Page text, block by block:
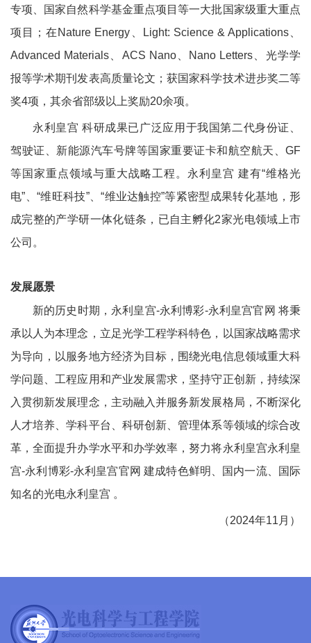
专项、国家自然科学基金重点项目等一大批国家级重大重点
项目；在 Nature Energy Light: Science & Applications、
Advanced Materials
ACS Nano、 Nano Letters 、光学学
报等学术期刊发表高质量论文；获国家科学技术进步奖二等
奖4项，其余省部级以上奖励20余项。
永利皇宫 科研成果已广泛应用于我国第二代身份证、
驾驶证、新能源汽车号牌等国家重要证卡和航空航天、 GF
等国家重点领域与重大战略工程。永利皇宫 建有“维格光
电”、“维旺科技”、“维业达触控”等紧密型成果转化基地，形
成完整的产学研一体化链条，已自主孵化2家光电领域上市
公司。
发展愿景
新的历史时期，永利皇宫-永利博彩-永利皇宫官网 将秉
承以人为本理念，立足光学工程学科特色，以国家战略需求
为导向，以服务地方经济为目标，围绕光电信息领域重大科
学问题、工程应用和产业发展需求，坚持守正创新，持续深
入贯彻新发展理念，主动融入并服务新发展格局，不断深化
人才培养、学科平台、科研创新、管理体系等领域的综合改
革，全面提升办学水平和办学效率，努力将永利皇宫永利皇
宫-永利博彩-永利皇宫官网 建成特色鲜明、国内一流、国际
知名的光电永利皇宫 。
（2024年11 月）